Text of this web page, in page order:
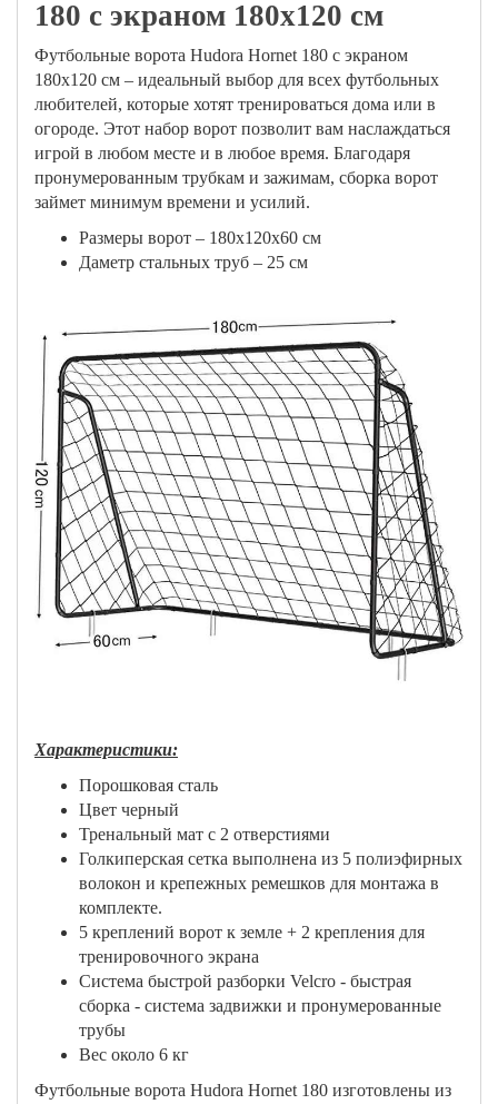
180 с экраном 180х120 см
Футбольные ворота Hudora Hornet 180 с экраном
180х120 см – идеальный выбор для всех футбольных
любителей, которые хотят тренироваться дома или в
огороде. Этот набор ворот позволит вам наслаждаться
игрой в любом месте и в любое время. Благодаря
пронумерованным трубкам и зажимам, сборка ворот
займет минимум времени и усилий.
Размеры ворот – 180х120х60 см
Даметр стальных труб – 25 см
Характеристики:
Порошковая сталь
Цвет черный
Тренальный мат с 2 отверстиями
Голкиперская сетка выполнена из 5 полиэфирных
волокон и крепежных ремешков для монтажа в
комплекте.
5 креплений ворот к земле + 2 крепления для
тренировочного экрана
Система быстрой разборки Velcro - быстрая
сборка - система задвижки и пронумерованные
трубы
Вес около 6 кг
Футбольные ворота Hudora Hornet 180 изготовлены из